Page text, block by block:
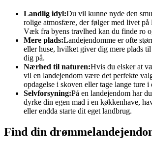
Landlig idyl:Du vil kunne nyde den
rolige atmosfære, der følger med livet på
Væk fra byens travlhed kan du finde ro
Mere plads:Landejendomme er ofte
eller huse, hvilket giver dig mere plads
dig på.
Nærhed til naturen:Hvis du elsker at
vil en landejendom være det perfekte
opdagelse i skoven eller tage lange ture i
Selvforsyning:På en landejendom har
dyrke din egen mad i en køkkenhave,
eller endda starte dit eget landbrug.
Find din